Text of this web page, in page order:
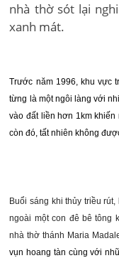
nhà thờ sót lại
xanh mát.
Trước năm 1996, khu vực
từng là một ngôi làng với
vào đất liền hơn 1km
còn đó, tất nhiên không
Buổi sáng khi thủy triều
ngoài một con đê bê tông
nhà thờ thánh Maria
vụn hoang tàn cùng với